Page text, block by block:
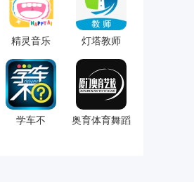
精灵音乐 灯塔教师
学车不 奥育体育舞蹈